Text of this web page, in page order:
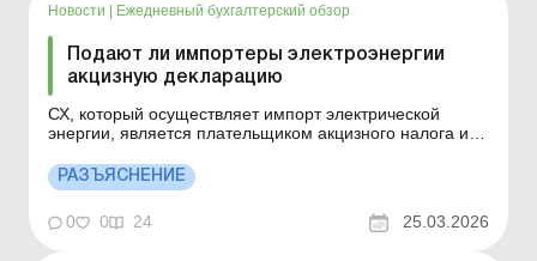
Новости Ежедневный бухгалтерский обзор
Подают ли импортеры электроэнергии
акцизную декларацию
СХ, который осуществляет импорт электрической
энергии, является плательщиком акцизного налога и у
Подробнее см. ниже. Больше по теме: Установка
солнечных батарей: как организовать продажу
излишков электроэнергии? Подается ли декларация
акцизного ...
РАЗЪЯСНЕНИЕ
0 0 24 25.03.2026